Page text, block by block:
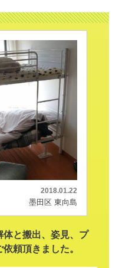
2018.01.22
墨田区 東向島
と搬出、姿見、プ
頼頂きました。